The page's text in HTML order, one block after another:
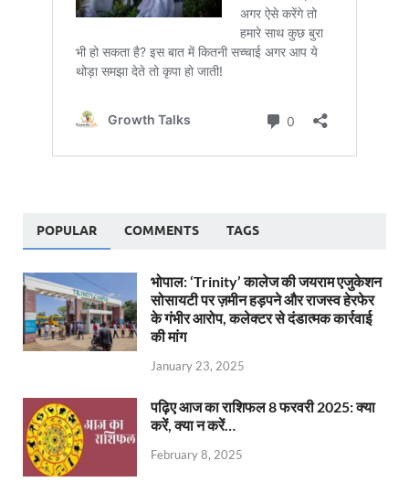
POPULAR COMMENTS TAGS
भोपाल: ‘Trinity’ कालेज की जयराम एजुकेशन
सोसायटी पर ज़मीन हड़पने और राजस्व हेरफेर
के गंभीर आरोप, कलेक्टर से दंडात्मक कार्रवाई
की मांग
January 23, 2025
पढ़िए आज का राशिफल 8 फरवरी 2025: क्या
करें, क्या न करें…
February 8, 2025